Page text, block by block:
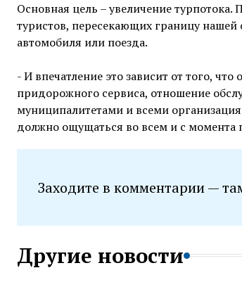
Основная цель – увеличение турпотока.
туристов, пересекающих границу нашей
автомобиля или поезда.
- И впечатление это зависит от того,
придорожного сервиса, отношение
муниципалитетами и всеми
должно ощущаться во всем и с момента
Заходите в комментарии —
Другие новости